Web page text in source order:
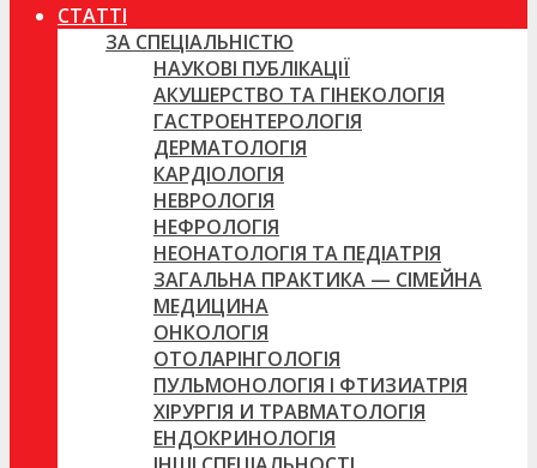
СТАТТІ
ЗА СПЕЦІАЛЬНІСТЮ
НАУКОВІ ПУБЛІКАЦІЇ
АКУШЕРСТВО ТА ГІНЕКОЛОГІЯ
ГАСТРОЕНТЕРОЛОГІЯ
ДЕРМАТОЛОГІЯ
КАРДІОЛОГІЯ
НЕВРОЛОГІЯ
НЕФРОЛОГІЯ
НЕОНАТОЛОГІЯ ТА ПЕДІАТРІЯ
ЗАГАЛЬНА ПРАКТИКА — СІМЕЙНА
МЕДИЦИНА
ОНКОЛОГІЯ
ОТОЛАРІНГОЛОГІЯ
ПУЛЬМОНОЛОГІЯ І ФТИЗИАТРІЯ
ХІРУРГІЯ И ТРАВМАТОЛОГІЯ
ЕНДОКРИНОЛОГІЯ